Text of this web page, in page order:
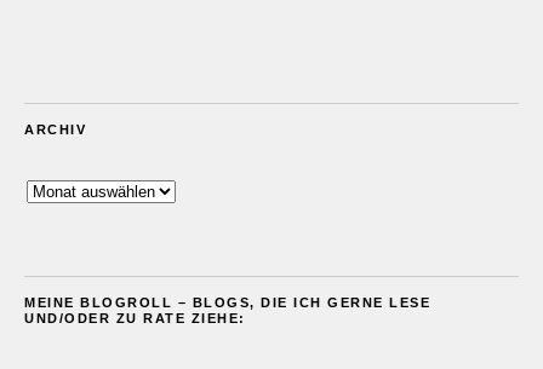
ARCHIV
Archiv
MEINE BLOGROLL – BLOGS, DIE ICH GERNE LESE
UND/ODER ZU RATE ZIEHE: